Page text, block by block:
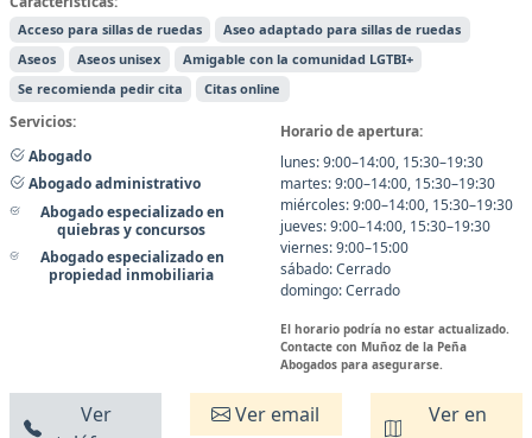
Acceso para sillas de ruedas
Aseo adaptado para sillas de ruedas
Aseos
Aseos unisex
Amigable con la comunidad LGTBI+
Se recomienda pedir cita
Citas online
Servicios:
Abogado
Abogado administrativo
Abogado especializado en
quiebras y concursos
Abogado especializado en
propiedad inmobiliaria
Horario de apertura:
lunes: 9:00–14:00, 15:30–19:30
martes: 9:00–14:00, 15:30–19:30
miércoles: 9:00–14:00, 15:30–19:30
jueves: 9:00–14:00, 15:30–19:30
viernes: 9:00–15:00
sábado: Cerrado
domingo: Cerrado
El horario podría no estar actualizado.
Contacte con Muñoz de la Peña
Abogados para asegurarse.
Ver
Ver email
Ver en